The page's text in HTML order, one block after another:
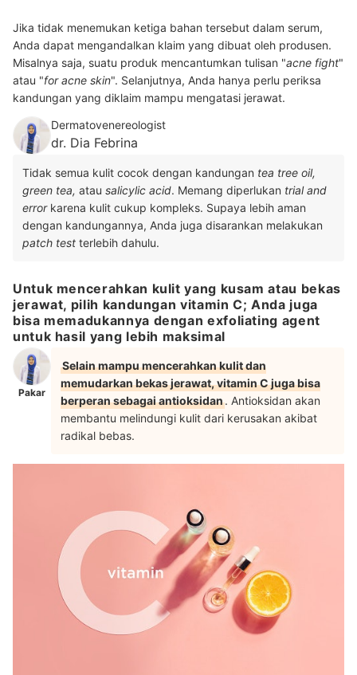
Jika tidak menemukan ketiga bahan tersebut dalam serum,
Anda dapat mengandalkan klaim yang dibuat oleh produsen.
Misalnya saja, suatu produk mencantumkan tulisan "acne fight"
atau "for acne skin". Selanjutnya, Anda hanya perlu periksa
kandungan yang diklaim mampu mengatasi jerawat.
Dermatovenereologist
dr. Dia Febrina
Tidak semua kulit cocok dengan kandungan tea tree oil,
green tea, atau salicylic acid. Memang diperlukan trial and
errorkarena kulit cukup kompleks. Supaya lebih aman
dengan kandungannya, Anda juga disarankan melakukan
patch test terlebih dahulu.
Untuk mencerahkan kulit yang kusam atau bekas
jerawat, pilih kandungan vitamin C; Anda juga
bisa memadukannya dengan exfoliating agent
untuk hasil yang lebih maksimal
Pakar
Selain mampu mencerahkan kulit dan
memudarkan bekas jerawat, vitamin C juga bisa
berperan sebagai antioksidan. Antioksidan akan
membantu melindungi kulit dari kerusakan akibat
radikal bebas.